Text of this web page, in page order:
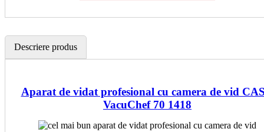
Descriere produs
Aparat de vidat profesional cu camera de vid
VacuChef 70 1418